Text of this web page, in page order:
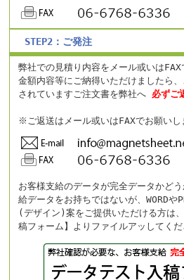
STEP2：ご発注
弊社での見積り内容をメール或いはFAX
金額内容等にご納得いただけましたら
されていますご注文書を弊社へ 必ずご
※ご返送はメール或いはFAXでお願いし
お客様支給のデータが完全データかど
給データをお持ちではないが、WORDや
(デザイン)案をご提供いただける方は
稿フォーム】よりファイルアッしてくだ